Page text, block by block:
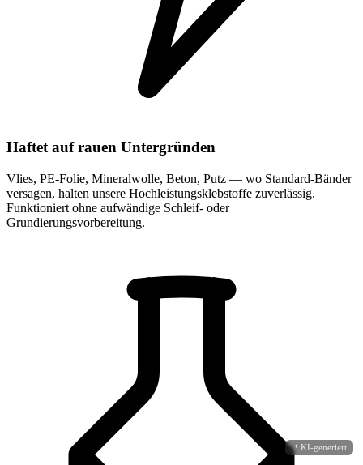
KI-generiert
Haftet auf rauen Untergründen
Vlies, PE-Folie, Mineralwolle, Beton, Putz — wo Standard-Bänder
versagen, halten unsere Hochleistungsklebstoffe zuverlässig.
Funktioniert ohne aufwändige Schleif- oder
Grundierungsvorbereitung.